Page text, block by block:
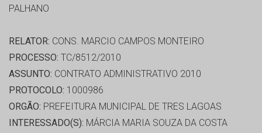
PALHANO
RELATOR: CONS. MARCIO CAMPOS MONTEIRO
PROCESSO: TC/8512/2010
ASSUNTO: CONTRATO ADMINISTRATIVO 2010
PROTOCOLO: 1000986
ORGÃO: PREFEITURA MUNICIPAL DE TRES LAGOAS
INTERESSADO(S): MÁRCIA MARIA SOUZA DA COSTA